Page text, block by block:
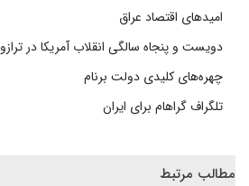
امیدهای اقتصاد عراق
دویست و پنجاه سالگی انقلاب آمریکا در ترازو
چهره‌های کلیدی دولت برنام
تلگراف گراهام برای ایران
مطالب مرتبط